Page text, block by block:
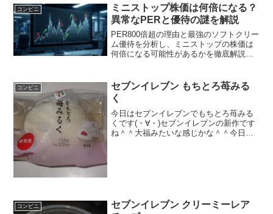
賢い付き合い方を知り、無駄なコストを
ゼロにするための最新情報を今すぐ確認
しましょう。
コンビニ
ミニストップ株価は何倍になる？
異常なPERと優待の謎を解説
PER800倍超の理由と最強のソフトクリー
ム優待を分析し、ミニストップの株価は
何倍になる可能性があるかを徹底解説し
の株価が何倍まで上昇する余地があるの
か、現実的な予測と投資判断のポイント
を紹介します。
コンビニ
セブンイレブン もちとろ苺みる
く
今日はセブンイレブンでもちとろ苺みる
くです(・∀・)セブンイレブンの新作です
ね＾＾大福みたいな感じかな＾＾今日は2
コンビニ
セブンイレブン クリーミーレア